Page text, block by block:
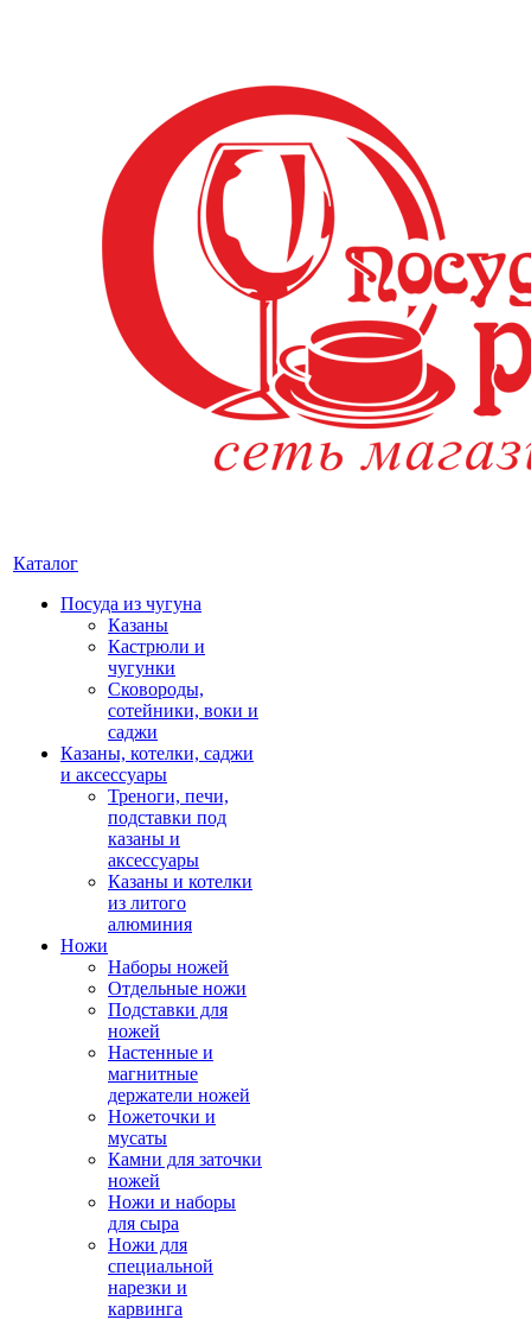
Каталог
Посуда из чугуна
Казаны
Кастрюли и
чугунки
Сковороды,
сотейники, воки и
саджи
Казаны, котелки, саджи
и аксессуары
Треноги, печи,
подставки под
казаны и
аксессуары
Казаны и котелки
из литого
алюминия
Ножи
Наборы ножей
Отдельные ножи
Подставки для
ножей
Настенные и
магнитные
держатели ножей
Ножеточки и
мусаты
Камни для заточки
ножей
Ножи и наборы
для сыра
Ножи для
специальной
нарезки и
карвинга